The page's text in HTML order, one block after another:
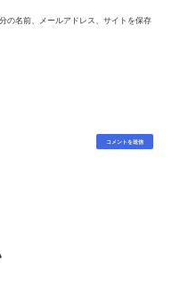
の名前、メールアドレス、サイトを保存